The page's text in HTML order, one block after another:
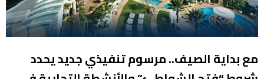
مع بداية الصيف.. مرسوم تنفيذي جديد يحدد